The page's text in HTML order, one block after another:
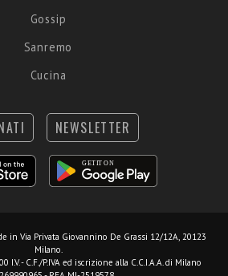
Gossip
Sanremo
Cucina
NEWSLETTER
in Via Privata Giovannino De Grassi 12/12A, 20123
Milano.
I.V. - C.F./P.IVA ed iscrizione alla C.C.I.A.A. di Milano